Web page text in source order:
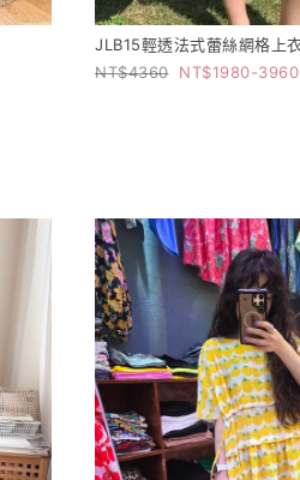
JLB15輕透法式蕾絲網格上
4360
1980-3960